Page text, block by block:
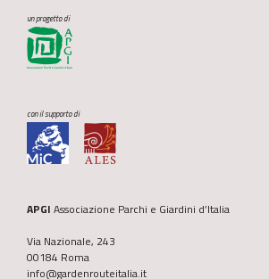
un progetto di
con il supporto di
APGI Associazione Parchi e Giardini d’Italia
Via Nazionale, 243
00184 Roma
info@gardenrouteitalia.it